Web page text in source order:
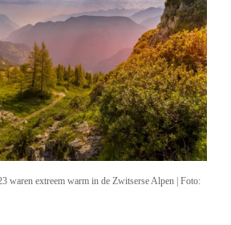
waren extreem warm in de Zwitserse Alpen | Foto: